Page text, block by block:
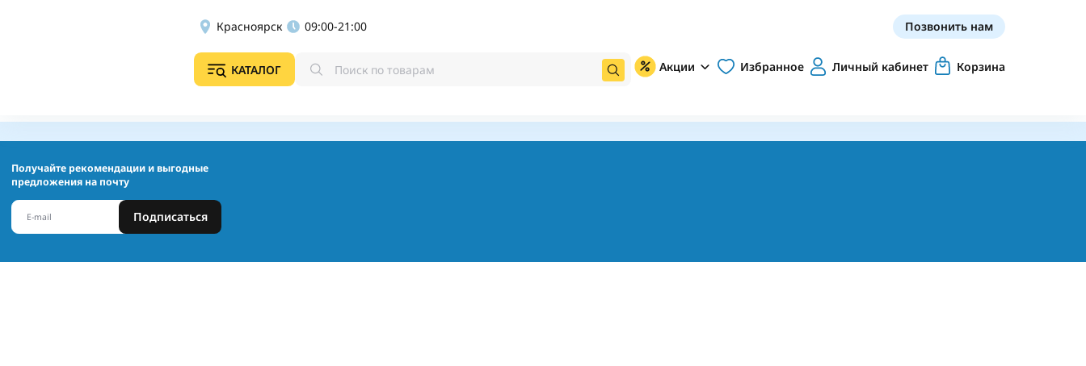
Красноярск 09:00-21:00 Позвонить нам
КАТАЛОГ Акции Избранное Личный кабинет Корзина
Получайте рекомендации и выгодные
предложения на почту
Подписаться